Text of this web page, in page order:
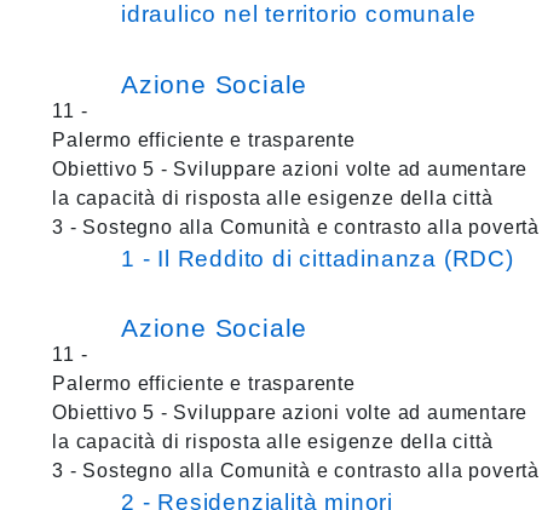
idraulico nel territorio comunale
Azione Sociale
11 -
Palermo efficiente e trasparente
Obiettivo 5 - Sviluppare azioni volte ad aumentare
la capacità di risposta alle esigenze della città
3 - Sostegno alla Comunità e contrasto alla povertà
1 - Il Reddito di cittadinanza (RDC)
Azione Sociale
11 -
Palermo efficiente e trasparente
Obiettivo 5 - Sviluppare azioni volte ad aumentare
la capacità di risposta alle esigenze della città
3 - Sostegno alla Comunità e contrasto alla povertà
2 - Residenzialità minori